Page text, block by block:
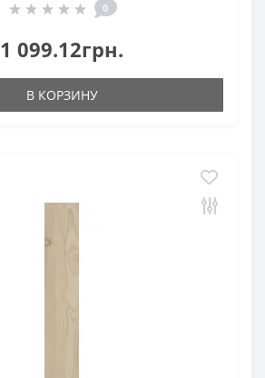
0
1 099.12грн.
В КОРЗИНУ